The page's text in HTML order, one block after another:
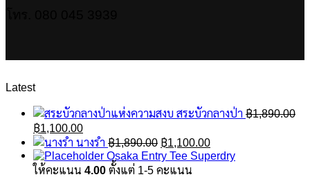
Latest
สระบัวกลางป่า ฿1,890.00
Original
price
was:
฿1,890.00.
฿1,100.00Current
price
is:
฿1,100.00.
นางรำ ฿1,890.00 Original
price
was:
฿1,100.00Current
price
Osaka Entry Tee Superdry
ให้คะแนน 4.00 ตั้งแต่ 1-5 คะแนน